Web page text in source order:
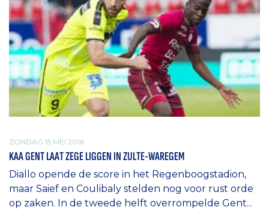
ZONDAG 15 MEI 2016
KAA GENT LAAT ZEGE LIGGEN IN ZULTE-WAREGEM
Diallo opende de score in het Regenboogstadion,
maar Saief en Coulibaly stelden nog voor rust orde
op zaken. In de tweede helft overrompelde Gent...